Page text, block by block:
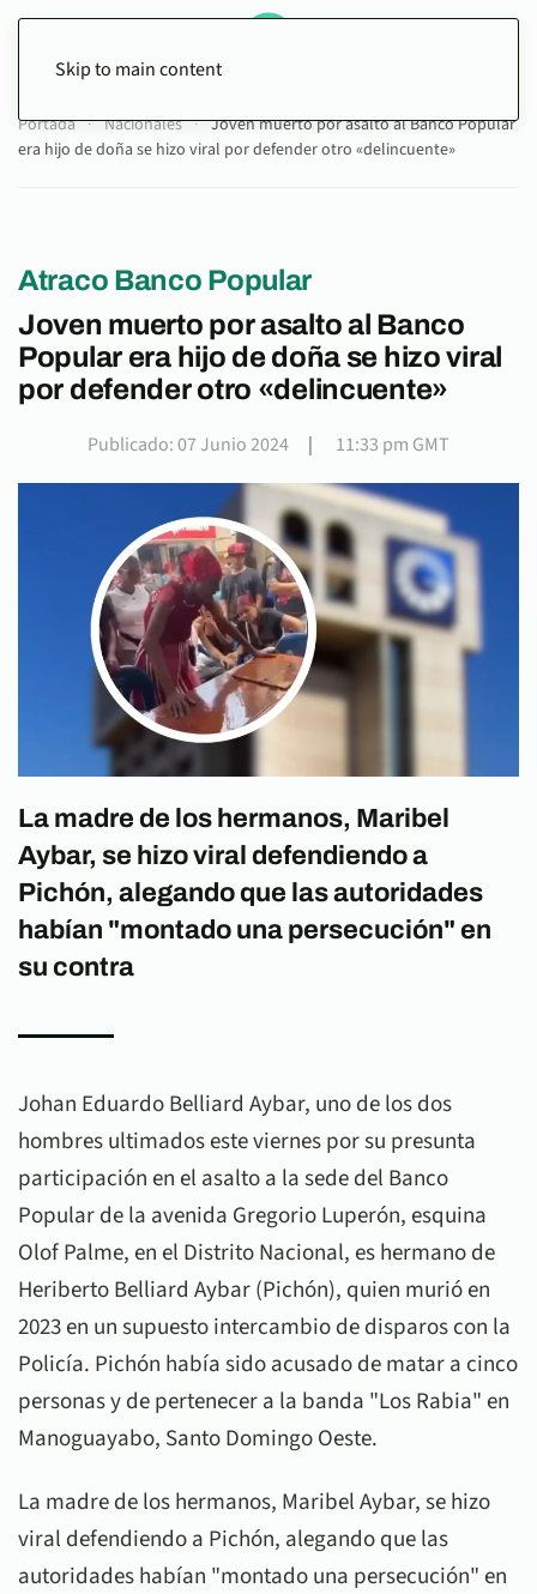
Skip to main content
Portada Nacionales
Joven muerto por asalto al Banco Popular
era hijo de doña se hizo viral por defender otro «delincuente»
Atraco Banco Popular
Joven muerto por asalto al Banco
Popular era hijo de doña se hizo viral
por defender otro «delincuente»
Publicado: 07 Junio 2024 | 11:33 pm GMT
La madre de los hermanos, Maribel
Aybar, se hizo viral defendiendo a
Pichón, alegando que las autoridades
habían "montado una persecución" en
su contra
Johan Eduardo Belliard Aybar, uno de los dos
hombres ultimados este viernes por su presunta
participación en el asalto a la sede del Banco
Popular de la avenida Gregorio Luperón, esquina
Olof Palme, en el Distrito Nacional, es hermano de
Heriberto Belliard Aybar (Pichón), quien murió en
2023 en un supuesto intercambio de disparos con la
Policía. Pichón había sido acusado de matar a cinco
personas y de pertenecer a la banda "Los Rabia" en
Manoguayabo, Santo Domingo Oeste.
La madre de los hermanos, Maribel Aybar, se hizo
viral defendiendo a Pichón, alegando que las
autoridades habían "montado una persecución" en